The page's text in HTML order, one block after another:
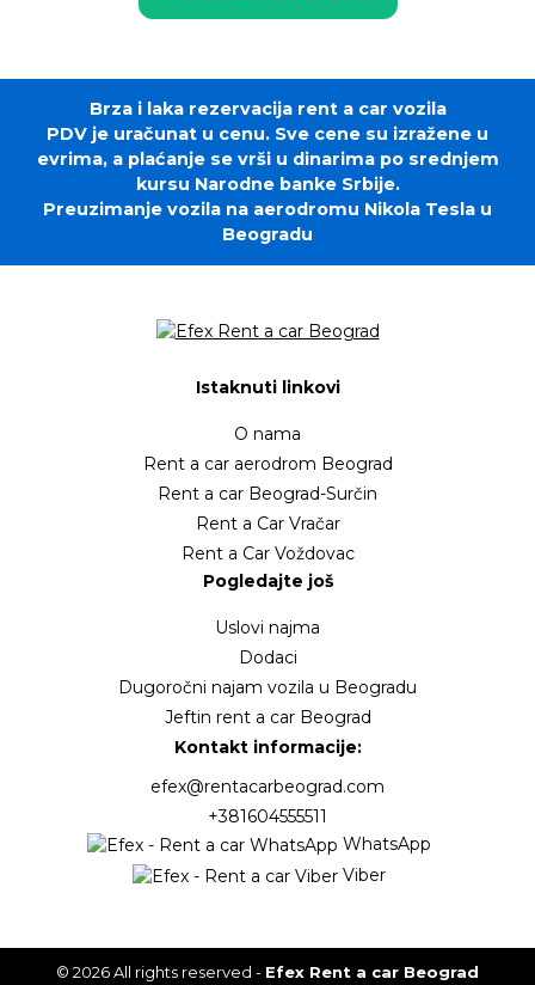
Brza i laka rezervacija rent a car vozila
PDV je uračunat u cenu. Sve cene su izražene u
evrima, a plaćanje se vrši u dinarima po srednjem
kursu Narodne banke Srbije.
Preuzimanje vozila na aerodromu Nikola Tesla u
Beogradu
Istaknuti linkovi
O nama
Rent a car aerodrom Beograd
Rent a car Beograd-Surčin
Rent a Car Vračar
Rent a Car Voždovac
Pogledajte još
Uslovi najma
Dodaci
Dugoročni najam vozila u Beogradu
Jeftin rent a car Beograd
Kontakt informacije:
efex@rentacarbeograd.com
+381604555511
WhatsApp
Viber
© 2026 All rights reserved - Efex Rent a car Beograd